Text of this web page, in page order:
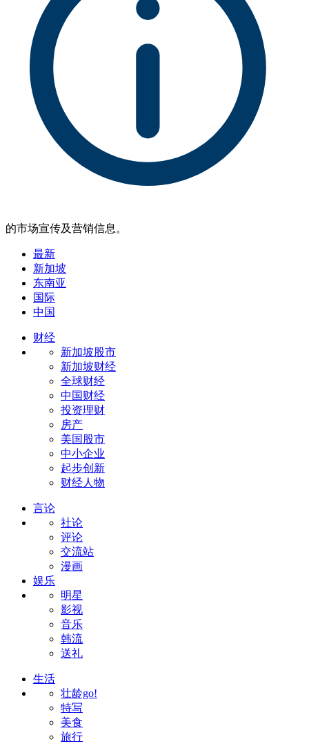
的市场宣传及营销信息。
最新
新加坡
东南亚
国际
中国
财经
新加坡股市
新加坡财经
全球财经
中国财经
投资理财
房产
美国股市
中小企业
起步创新
财经人物
言论
社论
评论
交流站
漫画
娱乐
明星
影视
音乐
韩流
送礼
生活
壮龄go!
特写
美食
旅行